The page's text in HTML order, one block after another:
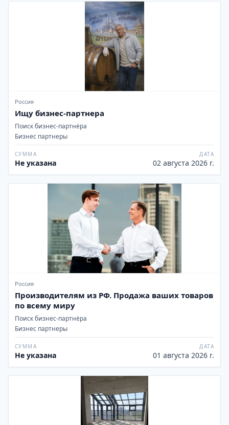
Россия
Ищу бизнес-партнера
Поиск бизнес-партнёра
Бизнес партнеры
СУММА
Не указана
ДАТА
02 августа 2026 г.
Россия
Производителям из РФ. Продажа ваших товаров
по всему миру
Поиск бизнес-партнёра
Бизнес партнеры
СУММА
Не указана
ДАТА
01 августа 2026 г.